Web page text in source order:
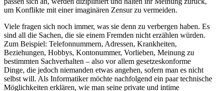
um Konflikte mit einer imaginären Zensur zu vermeiden.
Viele fragen sich noch immer, was sie denn zu verbergen haben. Es
sind all die Sachen, die sie einem Fremden nicht erzählen würden.
Zum Beispiel: Telefonnummern, Adressen, Krankheiten,
Beziehungen, Hobbys, Kontonummer, Vorlieben, Meinung zu
bestimmten Sachverhalten – also vor allem gesetzeskonforme
Dinge, die jedoch niemanden etwas angehen, sofern man es nicht
selbst will. Als Informatiker möchte nachfolgend ein paar technische
Möglichkeiten erklären, wie man seine private und intime